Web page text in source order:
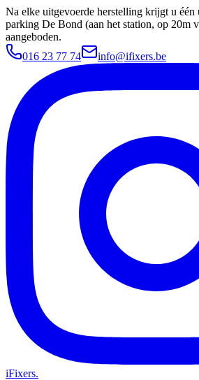
Na elke uitgevoerde herstelling krijgt u één
parking De Bond (aan het station, op 20m
aangeboden.
016 23 77 74
info@ifixers.be
iFixers.